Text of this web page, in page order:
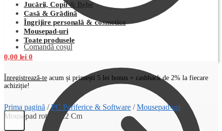
Comandă coșul
Jucării, Copii & Bebe
Casă & Grădină
Îngrijire personală & cosmetice
Mousepad-uri
Toate produsele
0,00 lei 0
Înregistrează-te acum și primești 5 lei bonus + cashback de 2% la fiecare
achiziție!
Prima pagină /PC Periferice & Software /Mousepad-uri
Mousepad rotund 22 Cm